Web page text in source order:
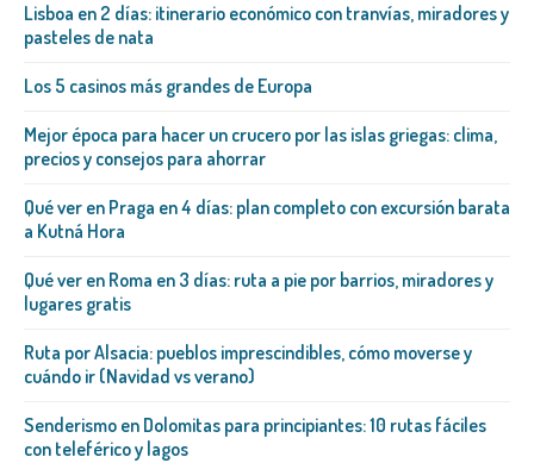
Lisboa en 2 días: itinerario económico con tranvías, miradores y
pasteles de nata
Los 5 casinos más grandes de Europa
Mejor época para hacer un crucero por las islas griegas: clima,
precios y consejos para ahorrar
Qué ver en Praga en 4 días: plan completo con excursión barata
a Kutná Hora
Qué ver en Roma en 3 días: ruta a pie por barrios, miradores y
lugares gratis
Ruta por Alsacia: pueblos imprescindibles, cómo moverse y
cuándo ir (Navidad vs verano)
Senderismo en Dolomitas para principiantes: 10 rutas fáciles
con teleférico y lagos